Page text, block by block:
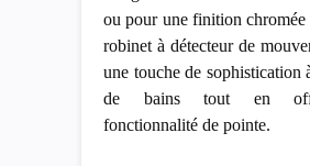
ou pour une finition chromée
robinet à détecteur de
une touche de sophistication
de bains tout en
fonctionnalité de pointe.